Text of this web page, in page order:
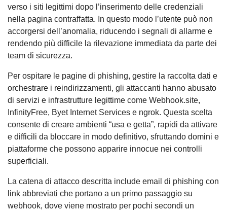
verso i siti legittimi dopo l’inserimento delle credenziali
nella pagina contraffatta. In questo modo l’utente può non
accorgersi dell’anomalia, riducendo i segnali di allarme e
rendendo più difficile la rilevazione immediata da parte dei
team di sicurezza.
Per ospitare le pagine di phishing, gestire la raccolta dati e
orchestrare i reindirizzamenti, gli attaccanti hanno abusato
di servizi e infrastrutture legittime come Webhook.site,
InfinityFree, Byet Internet Services e ngrok. Questa scelta
consente di creare ambienti “usa e getta”, rapidi da attivare
e difficili da bloccare in modo definitivo, sfruttando domini e
piattaforme che possono apparire innocue nei controlli
superficiali.
La catena di attacco descritta include email di phishing con
link abbreviati che portano a un primo passaggio su
webhook, dove viene mostrato per pochi secondi un